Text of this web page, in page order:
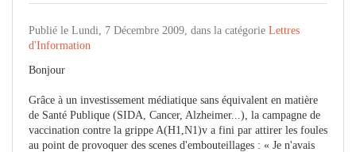
Publié le Lundi, 7 Décembre 2009, dans la catégorie Lettres
d'Information
Bonjour
Grâce à un investissement médiatique sans équivalent en matière
de Santé Publique (SIDA, Cancer, Alzheimer...), la campagne de
vaccination contre la grippe A(H1,N1)v a fini par attirer les foules
au point de provoquer des scenes d'embouteillages : « Je n'avais